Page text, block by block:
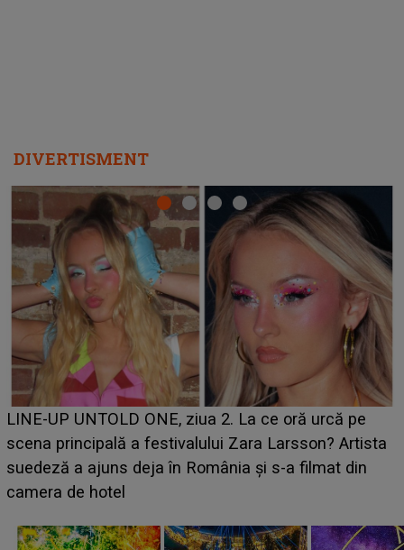
DIVERTISMENT
Ce a dezvăluit noua concurentă din "Casa Iubirii" l-a
luat prin surprindere pe Emanuel. CINE ESTE
BĂIATUL VIZAT de Alexandra?! Aflându-se în fața
faptului împlinit, A RECUNOSCUT IMEDIAT: "Am